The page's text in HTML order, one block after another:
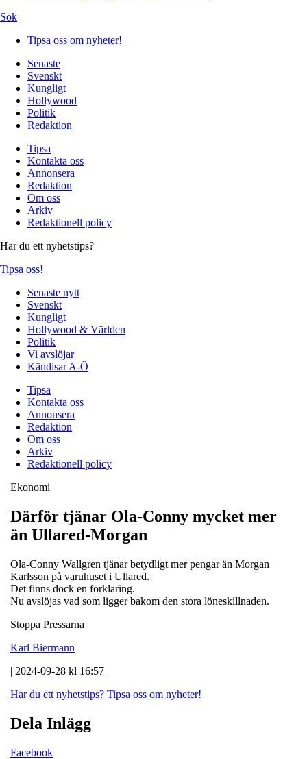
Sök
Tipsa oss om nyheter!
Senaste
Svenskt
Kungligt
Hollywood
Politik
Redaktion
Tipsa
Kontakta oss
Annonsera
Redaktion
Om oss
Arkiv
Redaktionell policy
Har du ett nyhetstips?
Tipsa oss!
Senaste nytt
Svenskt
Kungligt
Hollywood & Världen
Politik
Vi avslöjar
Kändisar A-Ö
Tipsa
Kontakta oss
Annonsera
Redaktion
Om oss
Arkiv
Redaktionell policy
Ekonomi
Därför tjänar Ola-Conny mycket mer
än Ullared-Morgan
Ola-Conny Wallgren tjänar betydligt mer pengar än Morgan
Karlsson på varuhuset i Ullared.
Det finns dock en förklaring.
Nu avslöjas vad som ligger bakom den stora löneskillnaden.
Stoppa Pressarna
Karl Biermann
| 2024-09-28 kl 16:57 |
Har du ett nyhetstips? Tipsa oss om nyheter!
Dela Inlägg
Facebook